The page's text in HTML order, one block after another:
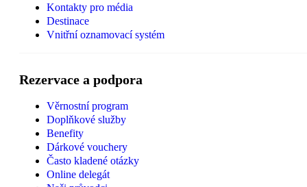
Kontakty pro média
Destinace
Vnitřní oznamovací systém
Rezervace a podpora
Věrnostní program
Doplňkové služby
Benefity
Dárkové vouchery
Často kladené otázky
Online delegát